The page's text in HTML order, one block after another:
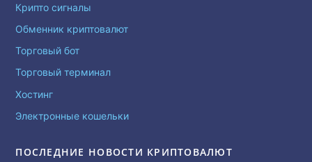
Крипто сигналы
Обменник криптовалют
Торговый бот
Торговый терминал
Хостинг
Электронные кошельки
ПОСЛЕДНИЕ НОВОСТИ КРИПТОВАЛЮТ